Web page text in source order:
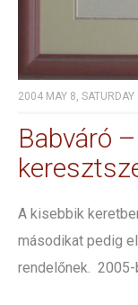
2004 MAY 8,
Babváró
A kisebbik
másodikat pedig
rendelőnek. 2005-